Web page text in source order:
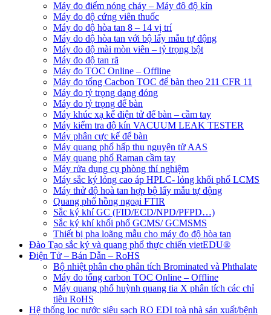
Máy đo điểm nóng chảy – Máy đô độ kín
Máy đo độ cứng viên thuốc
Máy đo độ hòa tan 8 – 14 vị trí
Máy đo độ hòa tan với bộ lấy mẫu tự động
Máy đo độ mài mòn viên – tỷ trọng bột
Máy đo độ tan rã
Máy đo TOC Online – Offline
Máy đo tổng Cacbon TOC để bàn theo 211 CFR 11
Máy đo tỷ trọng dạng đóng
Máy đo tỷ trọng để bàn
Máy khúc xạ kế điện tử để bàn – cầm tay
Máy kiểm tra độ kín VACUUM LEAK TESTER
Máy phân cực kế để bàn
Máy quang phổ hấp thu nguyên tử AAS
Máy quang phổ Raman cầm tay
Máy rửa dụng cụ phòng thí nghiệm
Máy sắc ký lỏng cao áp HPLC- lỏng khối phổ LCMS
Máy thử độ hoà tan hợp bộ lấy mẫu tự động
Quang phổ hồng ngoại FTIR
Sắc ký khí GC (FID/ECD/NPD/PFPD…)
Sắc ký khí khối phổ GCMS/ GCMSMS
Thiết bị pha loãng mẫu cho máy đo độ hòa tan
Đào Tạo sắc ký và quang phổ thực chiến vietEDU®
Điện Tử – Bán Dẫn – RoHS
Bộ nhiệt phân cho phân tích Brominated và Phthalate
Máy đo tổng carbon TOC Online – Offline
Máy quang phổ huỳnh quang tia X phân tích các chỉ
tiêu RoHS
Hệ thống lọc nước siêu sạch RO EDI​​ toà nhà sản xuất/bệnh